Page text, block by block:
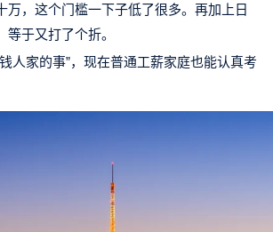
万，这个门槛一下子低了很多。再加上日
于又打了个折。
人家的事”，现在普通工薪家庭也能认真考